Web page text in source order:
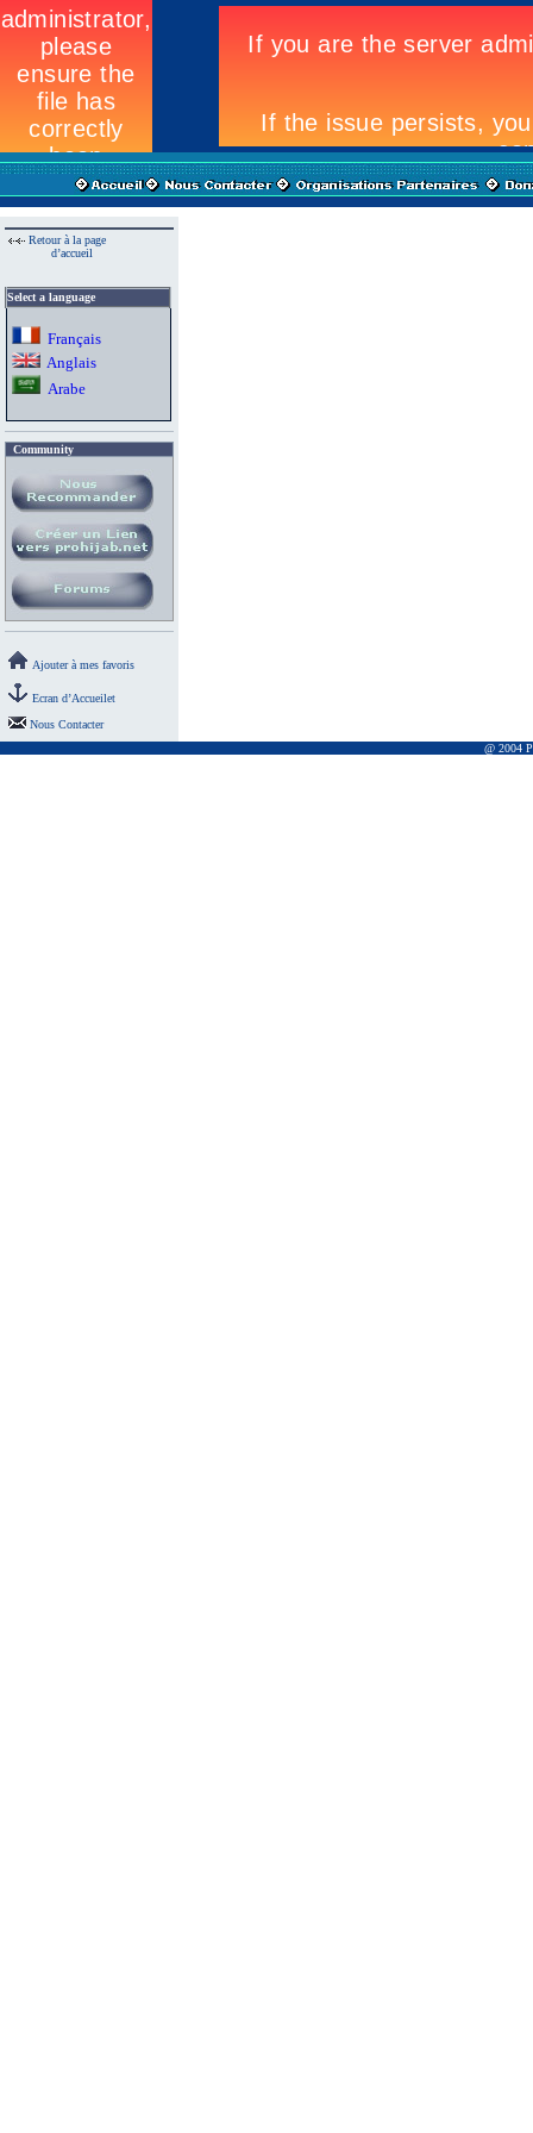
Retour à la page
d’accueil
Select a language
Français
Anglais
Arabe
Community
Ajouter à mes favoris
Ecran d’Accueilet
Nous Contacter
@ 2004